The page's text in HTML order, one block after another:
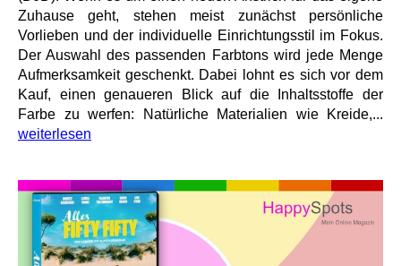
Zuhause geht, stehen meist zunächst persönliche
Vorlieben und der individuelle Einrichtungsstil im Fokus.
Der Auswahl des passenden Farbtons wird jede Menge
Aufmerksamkeit geschenkt. Dabei lohnt es sich vor dem
Kauf, einen genaueren Blick auf die Inhaltsstoffe der
Farbe zu werfen: Natürliche Materialien wie Kreide,...
weiterlesen